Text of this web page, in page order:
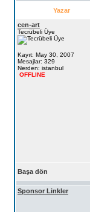
Yazar
cen-art
Tecrübeli Üye
Kayıt: May 30, 2007
Mesajlar: 329
Nerden: istanbul
OFFLINE
Başa dön
Sponsor Linkler